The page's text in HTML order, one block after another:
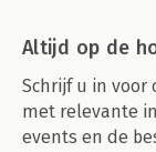
Altijd op de
Schrijf u in voor
met relevante
events en de